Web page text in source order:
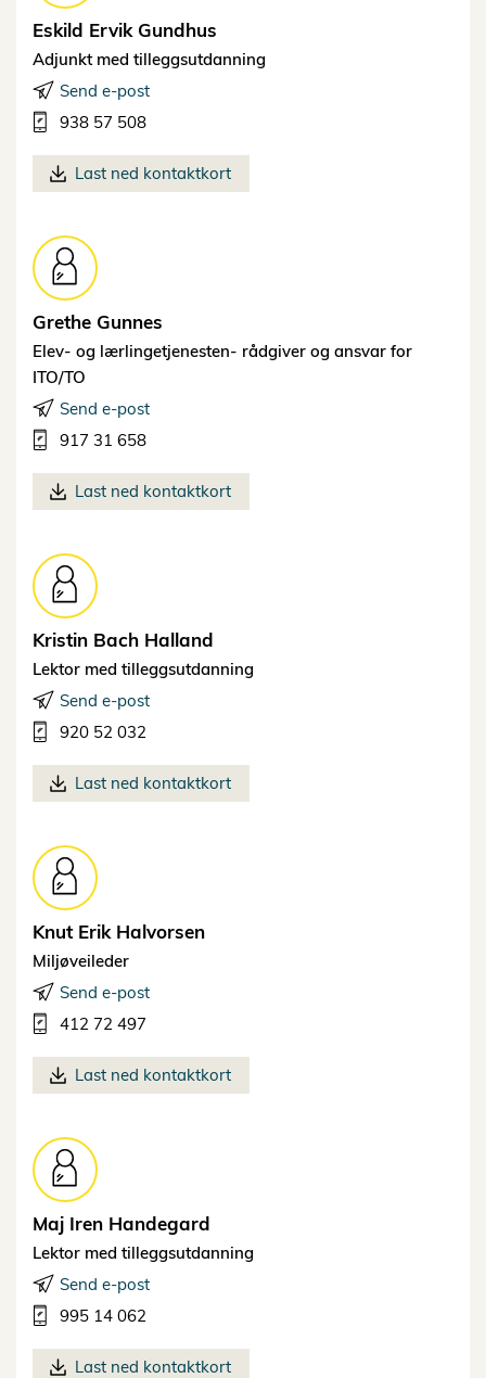
Eskild Ervik Gundhus
Adjunkt med tilleggsutdanning
Send e-post
938 57 508
Last ned kontaktkort
Grethe Gunnes
Elev- og lærlingetjenesten- rådgiver og ansvar for
ITO/TO
Send e-post
917 31 658
Last ned kontaktkort
Kristin Bach Halland
Lektor med tilleggsutdanning
Send e-post
920 52 032
Last ned kontaktkort
Knut Erik Halvorsen
Miljøveileder
Send e-post
412 72 497
Last ned kontaktkort
Maj Iren Handegard
Lektor med tilleggsutdanning
Send e-post
995 14 062
Last ned kontaktkort